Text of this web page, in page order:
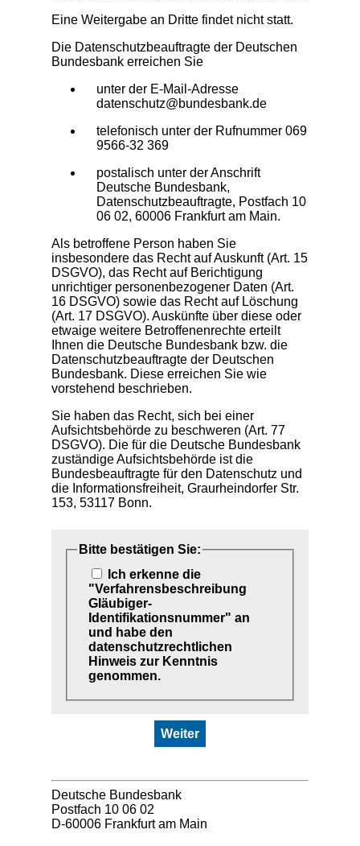
Eine Weitergabe an Dritte findet nicht statt.
Die Datenschutzbeauftragte der Deutschen
Bundesbank erreichen Sie
unter der E-Mail-Adresse
datenschutz@bundesbank.de
telefonisch unter der Rufnummer 069
9566-32 369
postalisch unter der Anschrift
Deutsche Bundesbank,
Datenschutzbeauftragte, Postfach 10
06 02, 60006 Frankfurt am Main.
Als betroffene Person haben Sie
insbesondere das Recht auf Auskunft (Art. 15
DSGVO), das Recht auf Berichtigung
unrichtiger personenbezogener Daten (Art.
16 DSGVO) sowie das Recht auf Löschung
(Art. 17 DSGVO). Auskünfte über diese oder
etwaige weitere Betroffenenrechte erteilt
Ihnen die Deutsche Bundesbank bzw. die
Datenschutzbeauftragte der Deutschen
Bundesbank. Diese erreichen Sie wie
vorstehend beschrieben.
Sie haben das Recht, sich bei einer
Aufsichtsbehörde zu beschweren (Art. 77
DSGVO). Die für die Deutsche Bundesbank
zuständige Aufsichtsbehörde ist die
Bundesbeauftragte für den Datenschutz und
die Informationsfreiheit, Graurheindorfer Str.
153, 53117 Bonn.
Bitte bestätigen Sie:
Ich erkenne die
"Verfahrensbeschreibung
Gläubiger-
Identifikationsnummer" an
und habe den
datenschutzrechtlichen
Hinweis zur Kenntnis
genommen.
Weiter
Deutsche Bundesbank
Postfach 10 06 02
D-60006 Frankfurt am Main